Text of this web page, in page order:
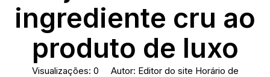
ingrediente cru ao
produto de luxo
Visualizações: 0 Autor: Editor do site Horário de